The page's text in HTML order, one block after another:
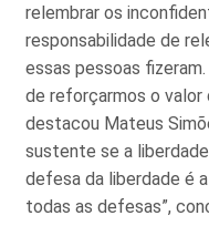
relembrar os
responsabilidade de
essas pessoas
de reforçarmos o valor
destacou Mateus
sustente se a
defesa da liberdade é
todas as defesas”,